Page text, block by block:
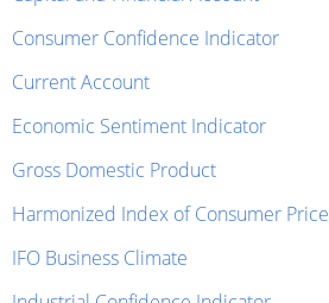
Consumer Confidence Indicator
Current Account
Economic Sentiment Indicator
Gross Domestic Product
Harmonized Index of Consumer Price
IFO Business Climate